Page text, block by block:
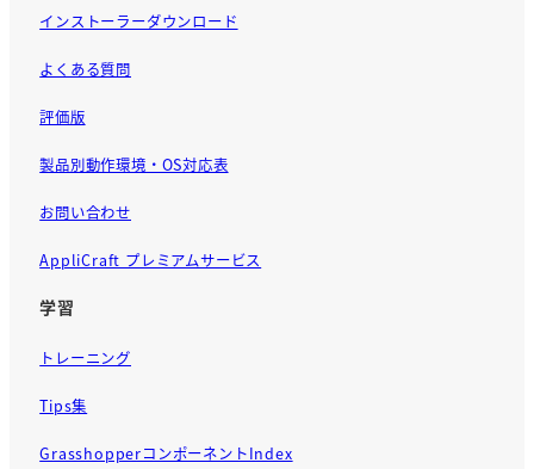
インストーラーダウンロード
よくある質問
評価版
製品別動作環境・OS対応表
お問い合わせ
AppliCraft プレミアムサービス
学習
トレーニング
Tips集
GrasshopperコンポーネントIndex